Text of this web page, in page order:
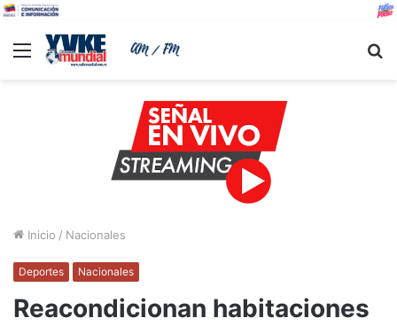
Menu
Inicio / Nacionales
Deportes Nacionales
Reacondicionan habitaciones